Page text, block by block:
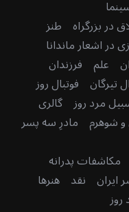
در بزرگراه طنز
در اشعار ماندانا
علم فرزندان
تیرگان فوتبال روز
مرد روز گالری
شوهرم مادرِ سه پسر
مکاشفات پدرانه
ایران نقد هنرها